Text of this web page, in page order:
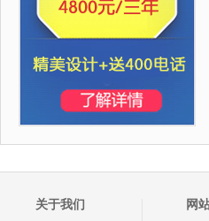
关于我们 网